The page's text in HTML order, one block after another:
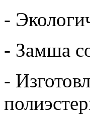
-
- Замша
-